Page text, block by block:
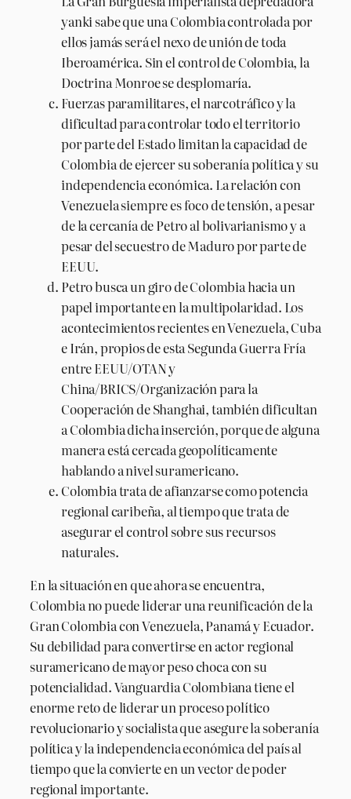
yanki sabe que una Colombia controlada por
ellos jamás será el nexo de unión de toda
Iberoamérica. Sin el control de Colombia, la
Doctrina Monroe se desplomaría.
Fuerzas paramilitares, el narcotráfico y la
dificultad para controlar todo el territorio
por parte del Estado limitan la capacidad de
Colombia de ejercer su soberanía política y su
independencia económica. La relación con
Venezuela siempre es foco de tensión, a pesar
de la cercanía de Petro al bolivarianismo y a
pesar del secuestro de Maduro por parte de
EEUU.
Petro busca un giro de Colombia hacia un
papel importante en la multipolaridad. Los
acontecimientos recientes en Venezuela, Cuba
e Irán, propios de esta Segunda Guerra Fría
entre EEUU/OTAN y
China/BRICS/Organización para la
Cooperación de Shanghai, también dificultan
a Colombia dicha inserción, porque de alguna
manera está cercada geopolíticamente
hablando a nivel suramericano.
Colombia trata de afianzarse como potencia
regional caribeña, al tiempo que trata de
asegurar el control sobre sus recursos
naturales.
En la situación en que ahora se encuentra,
Colombia no puede liderar una reunificación de la
Gran Colombia con Venezuela, Panamá y Ecuador.
Su debilidad para convertirse en actor regional
suramericano de mayor peso choca con su
potencialidad. Vanguardia Colombiana tiene el
enorme reto de liderar un proceso político
revolucionario y socialista que asegure la soberanía
política y la independencia económica del país al
tiempo que la convierte en un vector de poder
regional importante.